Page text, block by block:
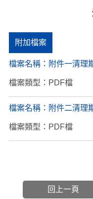
附加檔案
檔案名稱： 附件一清理
檔案類型：PDF檔
檔案名稱： 附件二清理
檔案類型：PDF檔
回上一頁